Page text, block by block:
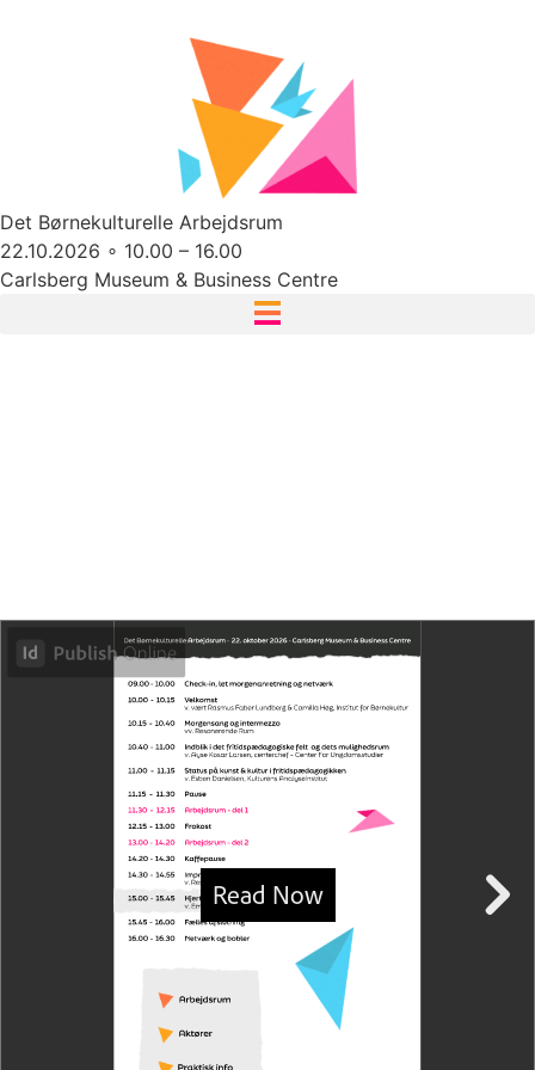
Det Børnekulturelle Arbejdsrum
22.10.2026 ∘ 10.00 – 16.00
Carlsberg Museum & Business Centre